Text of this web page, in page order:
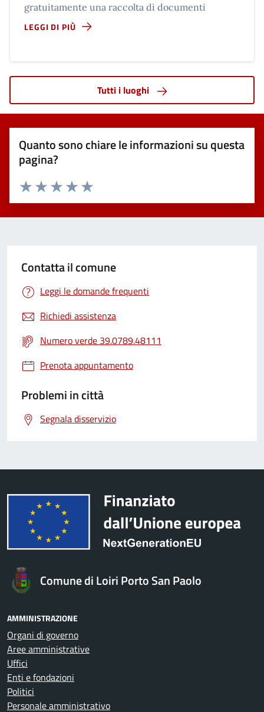
gratuitamente una raccolta di documenti
LEGGI DI PIÙ
Tutti i luoghi
Quanto sono chiare le informazioni su questa
pagina?
Valuta 5 stelle su 5
Valuta 4 stelle su 5
Valuta 3 stelle su 5
Valuta 2 stelle su 5
Valuta 1 stelle su 5
Contatta il comune
Leggi le domande frequenti
Richiedi assistenza
Numero verde 39.0789.48111
Prenota appuntamento
Problemi in città
Segnala disservizio
Comune di Loiri Porto San Paolo
AMMINISTRAZIONE
Organi di governo
Aree amministrative
Uffici
Enti e fondazioni
Politici
Personale amministrativo